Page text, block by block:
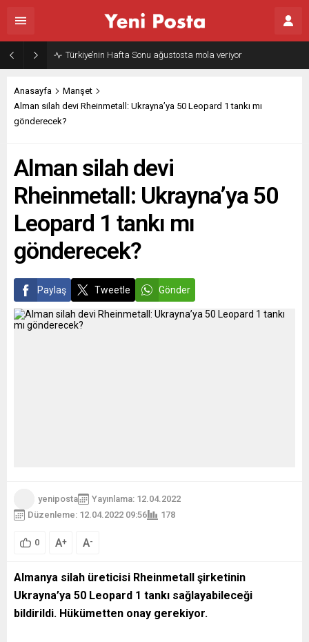
Türkiye’nin Hafta Sonu ağustosta mola veriyor
Anasayfa
Manşet
Alman silah devi Rheinmetall: Ukrayna’ya 50 Leopard 1 tankı mı
gönderecek?
Alman silah devi
Rheinmetall: Ukrayna’ya 50
Leopard 1 tankı mı
gönderecek?
Paylaş Tweetle Gönder
yeniposta
Yayınlama: 12.04.2022
Düzenleme: 12.04.2022 09:56
178
0 A+ A-
Almanya silah üreticisi Rheinmetall şirketinin
Ukrayna’ya 50 Leopard 1 tankı sağlayabileceği
bildirildi. Hükümetten onay gerekiyor.